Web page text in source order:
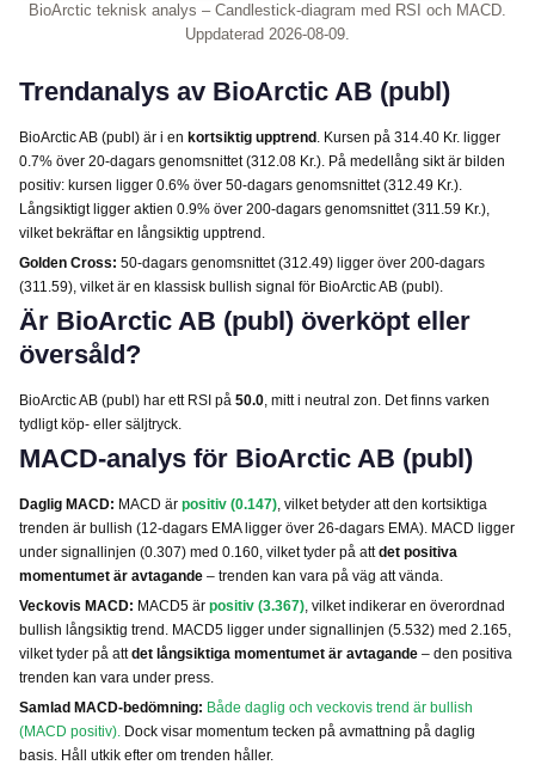
BioArctic teknisk analys – Candlestick-diagram med RSI och MACD.
Uppdaterad 2026-08-09.
Trendanalys av BioArctic AB (publ)
BioArctic AB (publ) är i en kortsiktig upptrend . Kursen på 314.40 Kr. ligger
0.7% över 20-dagars genomsnittet (312.08 Kr.). På medellång sikt är bilden
positiv: kursen ligger 0.6% över 50-dagars genomsnittet (312.49 Kr.).
Långsiktigt ligger aktien 0.9% över 200-dagars genomsnittet (311.59 Kr.),
vilket bekräftar en långsiktig upptrend.
Golden Cross: 50-dagars genomsnittet (312.49) ligger över 200-dagars
(311.59), vilket är en klassisk bullish signal för BioArctic AB (publ).
Är BioArctic AB (publ) överköpt eller
översåld?
BioArctic AB (publ) har ett RSI på 50.0, mitt i neutral zon. Det finns varken
tydligt köp- eller säljtryck.
MACD-analys för BioArctic AB (publ)
Daglig MACD: MACD är positiv (0.147), vilket betyder att den kortsiktiga
trenden är bullish (12-dagars EMA ligger över 26-dagars EMA). MACD ligger
under signallinjen (0.307) med 0.160, vilket tyder på attdet positiva
momentumet är avtagande – trenden kan vara på väg att vända.
Veckovis MACD: MACD5 är positiv (3.367), vilket indikerar en överordnad
bullish långsiktig trend. MACD5 ligger under signallinjen (5.532) med 2.165,
vilket tyder på attdet långsiktiga momentumet är avtagande – den positiva
trenden kan vara under press.
Samlad MACD-bedömning: Både daglig och veckovis trend är bullish
(MACD positiv). Dock visar momentum tecken på avmattning på daglig
basis. Håll utkik efter om trenden håller.